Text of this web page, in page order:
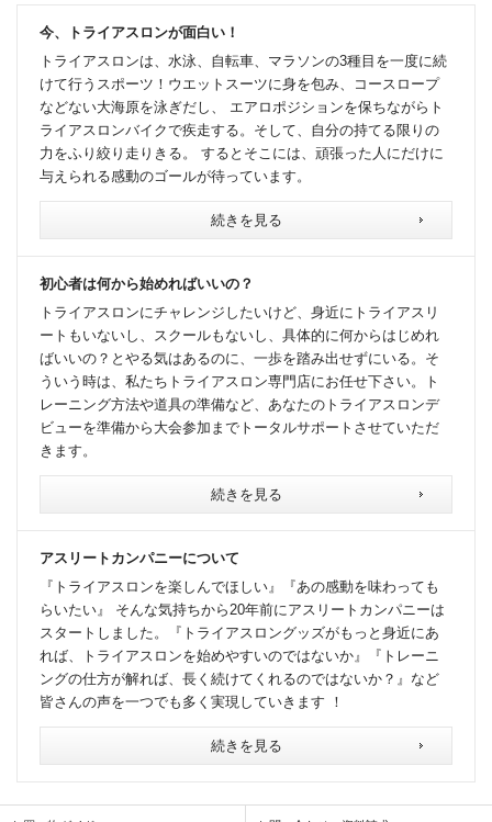
今、トライアスロンが面白い！
トライアスロンは、水泳、自転車、マラソンの3種目を一度に続
けて行うスポーツ！ウエットスーツに身を包み、コースロープ
などない大海原を泳ぎだし、 エアロポジションを保ちながらト
ライアスロンバイクで疾走する。そして、自分の持てる限りの
力をふり絞り走りきる。 するとそこには、頑張った人にだけに
与えられる感動のゴールが待っています。
続きを見る
初心者は何から始めればいいの？
トライアスロンにチャレンジしたいけど、身近にトライアスリ
ートもいないし、スクールもないし、具体的に何からはじめれ
ばいいの？とやる気はあるのに、一歩を踏み出せずにいる。そ
ういう時は、私たちトライアスロン専門店にお任せ下さい。ト
レーニング方法や道具の準備など、あなたのトライアスロンデ
ビューを準備から大会参加までトータルサポートさせていただ
きます。
続きを見る
アスリートカンパニーについて
『トライアスロンを楽しんでほしい』『あの感動を味わっても
らいたい』 そんな気持ちから20年前にアスリートカンパニーは
スタートしました。『トライアスロングッズがもっと身近にあ
れば、トライアスロンを始めやすいのではないか』『トレーニ
ングの仕方が解れば、長く続けてくれるのではないか？』など
皆さんの声を一つでも多く実現していきます ！
続きを見る